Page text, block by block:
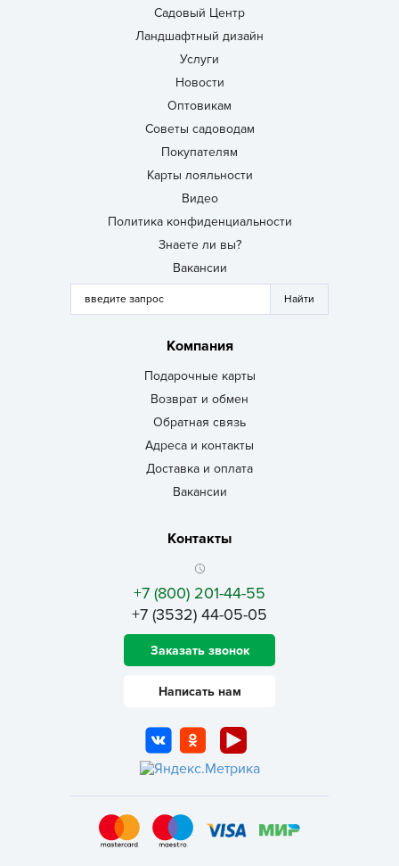
Садовый Центр
Ландшафтный дизайн
Услуги
Новости
Оптовикам
Советы садоводам
Покупателям
Карты лояльности
Видео
Политика конфиденциальности
Знаете ли вы?
Вакансии
Компания
Подарочные карты
Возврат и обмен
Обратная связь
Адреса и контакты
Доставка и оплата
Вакансии
Контакты
+7 (800) 201-44-55
+7 (3532) 44-05-05
Заказать звонок
Написать нам